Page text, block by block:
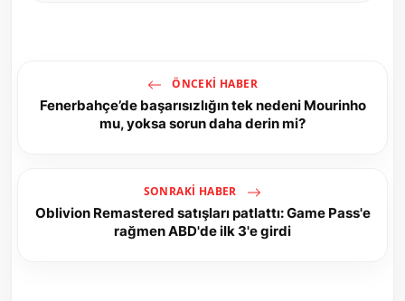
ÖNCEKI HABER
Fenerbahçe’de başarısızlığın tek nedeni Mourinho
mu, yoksa sorun daha derin mi?
SONRAKI HABER
Oblivion Remastered satışları patlattı: Game Pass'e
rağmen ABD'de ilk 3'e girdi